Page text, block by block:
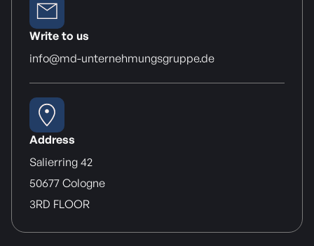
Write to us
info@md-unternehmungsgruppe.de
Address
Salierring 42
50677 Cologne
3RD FLOOR